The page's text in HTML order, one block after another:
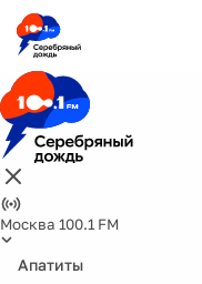
Москва 100.1 FM
Апатиты